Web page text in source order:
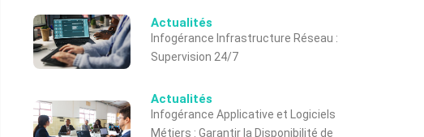
Actualités
Infogérance Infrastructure Réseau :
Supervision 24/7
Actualités
Infogérance Applicative et Logiciels
Métiers : Garantir la Disponibilité de